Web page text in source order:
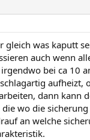
gleich was kaputt
auch wenn
bei ca 10
aufheizt,
dann kann
wo die
an welche